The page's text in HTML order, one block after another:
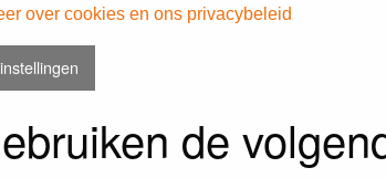
over cookies en ons privacybeleid
de
password
unless stated otherwise.